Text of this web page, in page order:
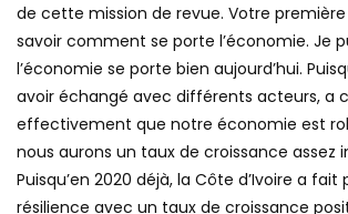
de cette mission de revue. Votre
savoir comment se porte l’économie. Je
l’économie se porte bien aujourd’hui.
avoir échangé avec différents acteurs, a
effectivement que notre économie est
nous aurons un taux de croissance assez
Puisqu’en 2020 déjà, la Côte d’Ivoire a fait
résilience avec un taux de croissance